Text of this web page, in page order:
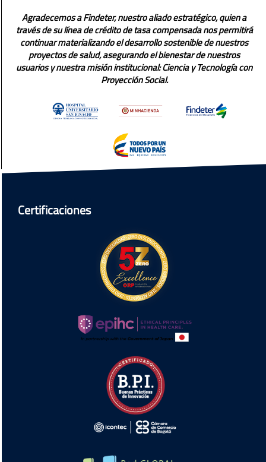
Agradecemos a Findeter, nuestro aliado estratégico, quien a
través de su línea de crédito de tasa compensada nos permitirá
continuar materializando el desarrollo sostenible de nuestros
proyectos de salud, asegurando el bienestar de nuestros
usuarios y nuestra misión institucional: Ciencia y Tecnología con
Proyección Social.
Certificaciones